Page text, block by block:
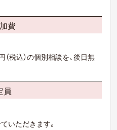
費
税込）の個別相談を、後日無
員
いただきます。